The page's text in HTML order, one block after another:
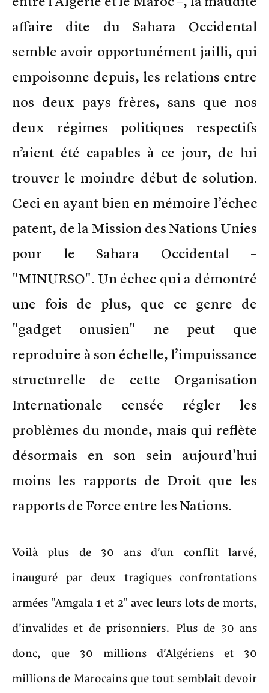
affaire dite du Sahara Occidental
semble avoir opportunément jailli, qui
empoisonne depuis, les relations entre
nos deux pays frères, sans que nos
deux régimes politiques respectifs
n’aient été capables à ce jour, de lui
trouver le moindre début de solution.
Ceci en ayant bien en mémoire l’échec
patent, de la Mission des Nations Unies
pour le Sahara Occidental –
"MINURSO". Un échec qui a démontré
une fois de plus, que ce genre de
"gadget onusien" ne peut que
reproduire à son échelle, l’impuissance
structurelle de cette Organisation
Internationale censée régler les
problèmes du monde, mais qui reflète
désormais en son sein aujourd’hui
moins les rapports de Droit que les
rapports de Force entre les Nations.
Voilà plus de 30 ans d’un conflit larvé,
inauguré par deux tragiques confrontations
armées "Amgala 1 et 2" avec leurs lots de morts,
d’invalides et de prisonniers. Plus de 30 ans
donc, que 30 millions d’Algériens et 30
millions de Marocains que tout semblait devoir